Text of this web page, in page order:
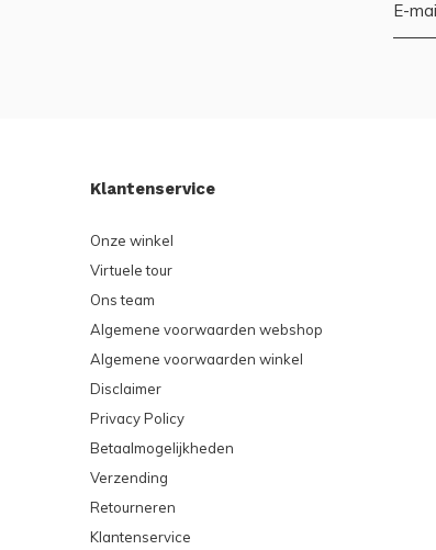
Klantenservice
Onze winkel
Virtuele tour
Ons team
Algemene voorwaarden webshop
Algemene voorwaarden winkel
Disclaimer
Privacy Policy
Betaalmogelijkheden
Verzending
Retourneren
Klantenservice